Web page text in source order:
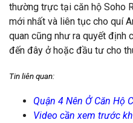
thường trực tại căn hộ Soho
mới nhất và liên tục cho quí
quan cũng như ra quyết định
đến đây ở hoặc đầu tư cho
Tin liên quan:
Quận 4 Nên Ở Căn Hộ
Video cần xem trước